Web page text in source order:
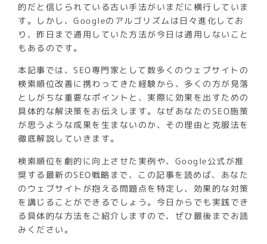
的だと信じられている古い手法がいまだに横行していま
す。しかし、Googleのアルゴリズムは日々進化してお
り、昨日まで通用していた方法が今日は通用しないこと
もあるのです。
本記事では、SEO専門家として数多くのウェブサイトの
検索順位改善に携わってきた経験から、多くの方が見落
としがちな重要なポイントと、実際に効果を出すための
具体的な解決策をお伝えします。なぜあなたのSEO施策
が思うような成果を生まないのか、その理由と克服法を
徹底解説していきます。
検索順位を劇的に向上させた実例や、Google公式が推
奨する最新のSEO戦略まで、この記事を読めば、あなた
のウェブサイトが抱える問題点を特定し、効果的な対策
を講じることができるでしょう。今日からでも実践でき
る具体的な方法をご紹介しますので、ぜひ最後までお読
みください。